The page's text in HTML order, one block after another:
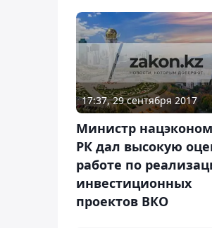
17:37, 29 сентября 2017
Министр
РК дал высокую
работе по
инвестиционных
проектов ВКО